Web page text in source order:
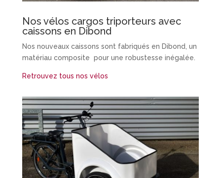
Nos vélos cargos triporteurs avec
caissons en Dibond
Nos nouveaux caissons sont fabriqués en Dibond, un
matériau composite pour une robustesse inégalée.
Retrouvez tous nos vélos